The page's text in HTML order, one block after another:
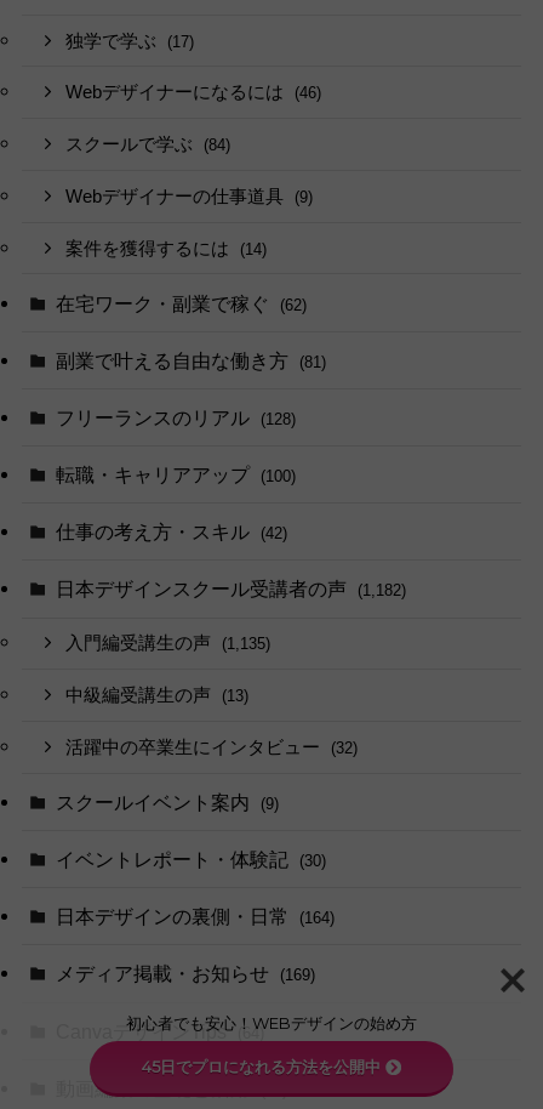
独学で学ぶ (17)
Webデザイナーになるには (46)
スクールで学ぶ (84)
Webデザイナーの仕事道具 (9)
案件を獲得するには (14)
在宅ワーク・副業で稼ぐ (62)
副業で叶える自由な働き方 (81)
フリーランスのリアル (128)
転職・キャリアアップ (100)
仕事の考え方・スキル (42)
日本デザインスクール受講者の声 (1,182)
入門編受講生の声 (1,135)
中級編受講生の声 (13)
活躍中の卒業生にインタビュー (32)
スクールイベント案内 (9)
イベントレポート・体験記 (30)
日本デザインの裏側・日常 (164)
メディア掲載・お知らせ (169)
CanvaデザインTips (64)
動画編集の基礎と活用
初心者でも安心！WEBデザインの始め方
45日でプロになれる方法を公開中